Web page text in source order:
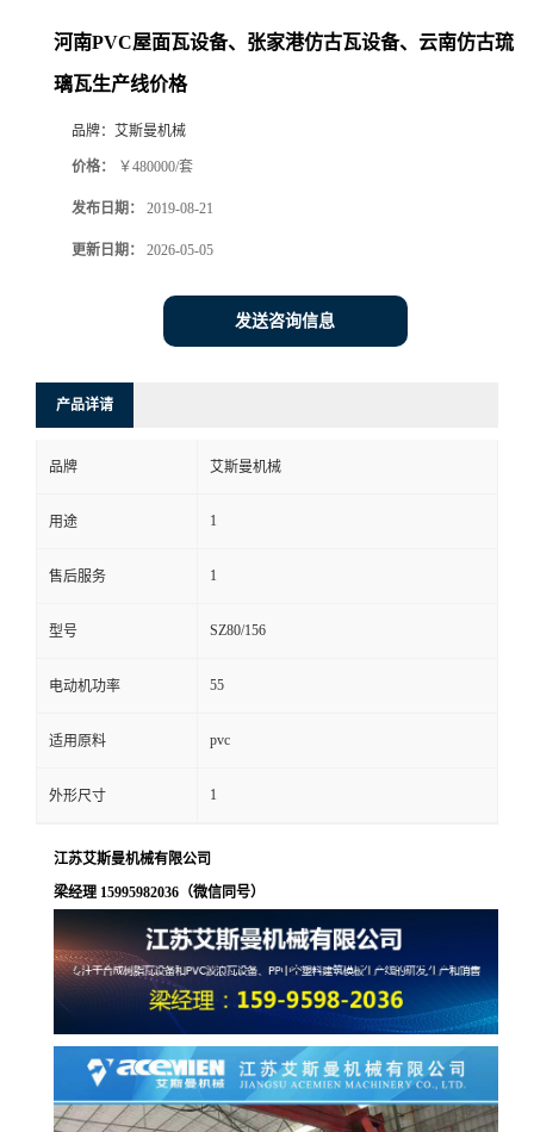
河南PVC屋面瓦设备、张家港仿古瓦设备、云南仿古琉
璃瓦生产线价格
品牌： 艾斯曼机械
价格： ￥480000/套
发布日期： 2019-08-21
更新日期： 2026-05-05
发送咨询信息
产品详请
品牌 艾斯曼机械
用途 1
售后服务 1
型号 SZ80/156
电动机功率 55
适用原料 pvc
外形尺寸 1
江苏艾斯曼机械有限公司
梁经理 15995982036（微信同号）